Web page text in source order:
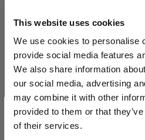
This website uses cookies
We use cookies to personalise
provide social media features
We also share information
our social media, advertising
may combine it with other
provided to them or that
of their services.
ZUBEHÖR FÜR SOFTBOXEN
Profoto SnapBag M -
Diffuser Kit
Ersatzdiffusor-Kit für
Profoto SnapBag M